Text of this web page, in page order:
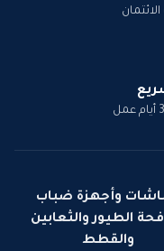
وأجهزة ضباب
الطيور والثعابين
والقطط